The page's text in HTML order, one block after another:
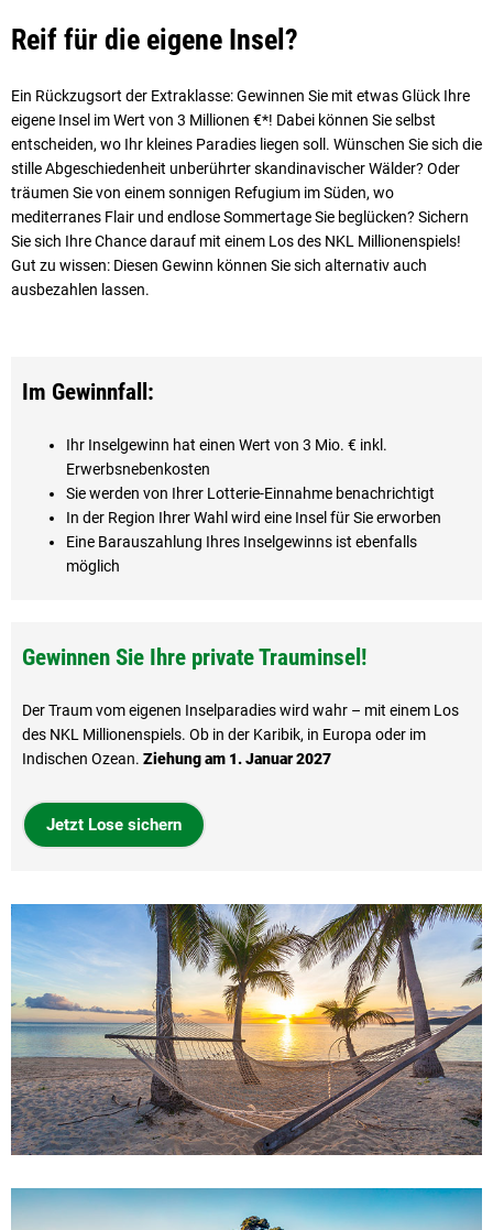
Reif für die eigene Insel?
Ein Rückzugsort der Extraklasse: Gewinnen Sie mit etwas Glück Ihre
eigene Insel im Wert von 3 Millionen €*! Dabei können Sie selbst
entscheiden, wo Ihr kleines Paradies liegen soll. Wünschen Sie sich die
stille Abgeschiedenheit unberührter skandinavischer Wälder? Oder
träumen Sie von einem sonnigen Refugium im Süden, wo
mediterranes Flair und endlose Sommertage Sie beglücken? Sichern
Sie sich Ihre Chance darauf mit einem Los des NKL Millionenspiels!
Gut zu wissen: Diesen Gewinn können Sie sich alternativ auch
ausbezahlen lassen.
Im Gewinnfall:
Ihr Inselgewinn hat einen Wert von 3 Mio. € inkl.
Erwerbsnebenkosten
Sie werden von Ihrer Lotterie-Einnahme benachrichtigt
In der Region Ihrer Wahl wird eine Insel für Sie erworben
Eine Barauszahlung Ihres Inselgewinns ist ebenfalls
möglich
Gewinnen Sie Ihre private Trauminsel!
Der Traum vom eigenen Inselparadies wird wahr – mit einem Los
des NKL Millionenspiels. Ob in der Karibik, in Europa oder im
Indischen Ozean. Ziehung am 1. Januar 2027
Jetzt Lose sichern